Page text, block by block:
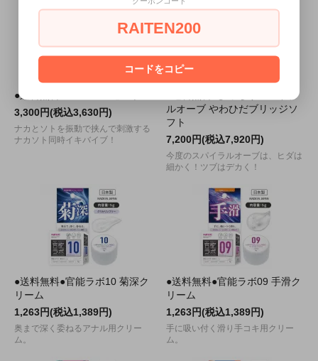
●送料無料●FUKACEL ピンク
3,300円(税込3,630円)
ナカとソトを振動で挟んで刺激する
ナカソト同時イキバイブ！
●送料無料●びっちりスパイラ
ルオーブ やわひだブリッジソ
フト
7,200円(税込7,920円)
今度のスパイラルオーブは、ヒダは
細かく！ツブはデカく！
●送料無料●官能ラボ10 菊深ク
リーム
1,263円(税込1,389円)
奥まで深く委ねるアナル用クリー
ム。
●送料無料●官能ラボ09 手滑ク
リーム
1,263円(税込1,389円)
手に吸い付く滑り手コキ用クリー
ム。
RAITEN200
コードをコピー